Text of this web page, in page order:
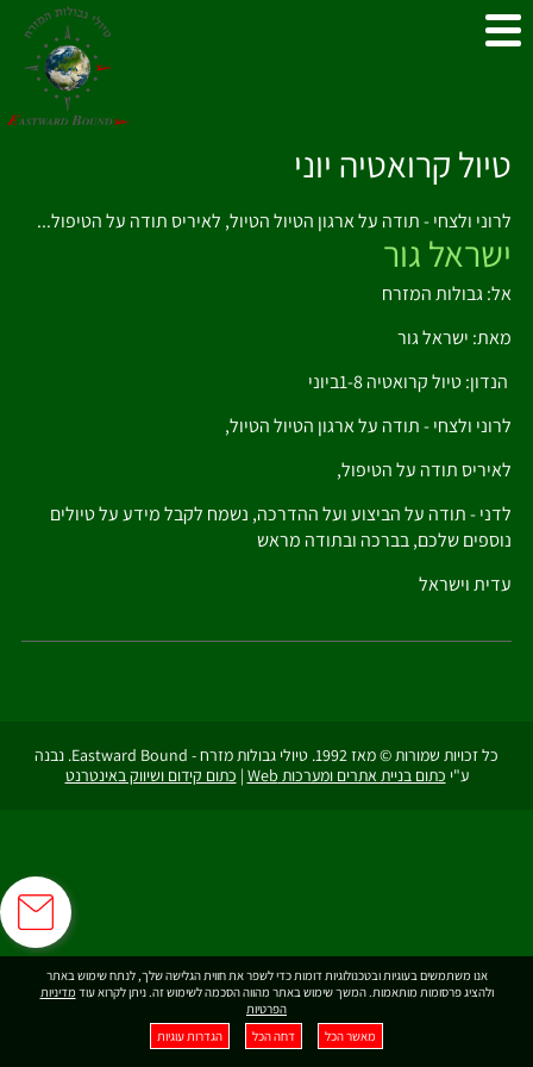
טיול קרואטיה יוני
לרוני ולצחי - תודה על ארגון הטיול הטיול, לאיריס תודה על הטיפול...
ישראל גור
אל: גבולות המזרח
מאת: ישראל גור
הנדון: טיול קרואטיה 1-8ביוני
לרוני ולצחי - תודה על ארגון הטיול הטיול,
לאיריס תודה על הטיפול,
לדני - תודה על הביצוע ועל ההדרכה, נשמח לקבל מידע על טיולים
נוספים שלכם, בברכה ובתודה מראש
עדית וישראל
כל זכויות שמורות © מאז 1992. טיולי גבולות מזרח - Eastward Bound. נבנה
ע"י כתום בניית אתרים ומערכות Web | כתום קידום ושיווק באינטרנט
אנו משתמשים בעוגיות ובטכנולוגיות דומות כדי לשפר את חווית הגלישה שלך, לנתח שימוש באתר
ולהציג פרסומות מותאמות. המשך שימוש באתר מהווה הסכמה לשימוש זה. ניתן לקרוא עוד מדיניות
הפרטיות
מאשר הכל
דחה הכל הגדרות עוגיות